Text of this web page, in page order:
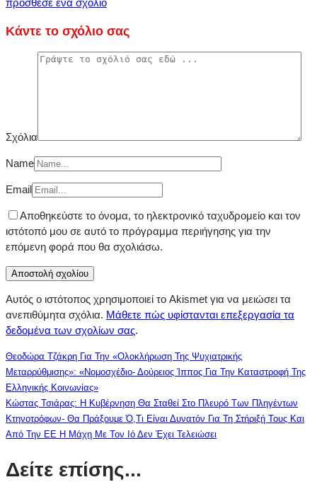
πρόσθεσε ένα σχόλιο
Κάντε το σχόλιο σας
Σχόλια
Name
Email
Αποθηκεύστε το όνομα, το ηλεκτρονικό ταχυδρομείο και τον
ιστότοπό μου σε αυτό το πρόγραμμα περιήγησης για την
επόμενη φορά που θα σχολιάσω.
Αυτός ο ιστότοπος χρησιμοποιεί το Akismet για να μειώσει τα
ανεπιθύμητα σχόλια. Μάθετε πώς υφίστανται επεξεργασία τα
δεδομένα των σχολίων σας.
Θεοδώρα Τζάκρη Για Την «Ολοκλήρωση Της Ψυχιατρικής
Μεταρρύθμισης»: «Νομοσχέδιο- Δούρειος Ίππος Για Την Καταστροφή Της
Ελληνικής Κοινωνίας»
Κώστας Τσιάρας: Η Κυβέρνηση Θα Σταθεί Στο Πλευρό Των Πληγέντων
Κτηνοτρόφων- Θα Πράξουμε Ό,τι Είναι Δυνατόν Για Τη Στήριξή Τους Και
Από Την ΕΕ Η Μάχη Με Τον Ιό Δεν Έχει Τελειώσει
Δείτε επίσης...